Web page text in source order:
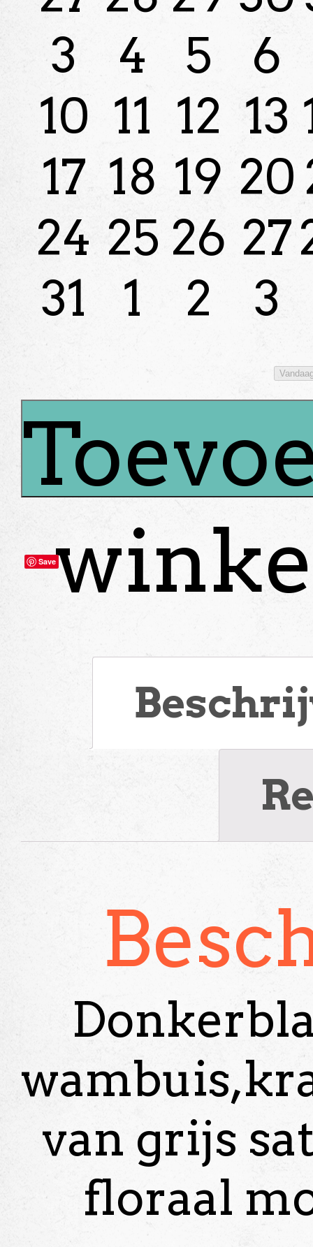
3
4 5
6
10 11 12 13
17 18 19 20
24 25 26 27
31
1 2 3
Save
van grijs
floraal